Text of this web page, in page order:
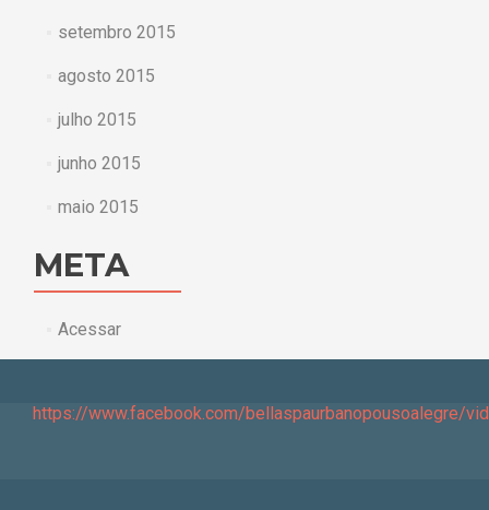
setembro 2015
agosto 2015
julho 2015
junho 2015
maio 2015
META
Acessar
https://www.facebook.com/bellaspaurbanopousoalegre/